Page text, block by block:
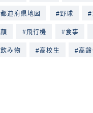
都道府県地図 野球
顔 飛行機 食事
飲み物 高校生 高